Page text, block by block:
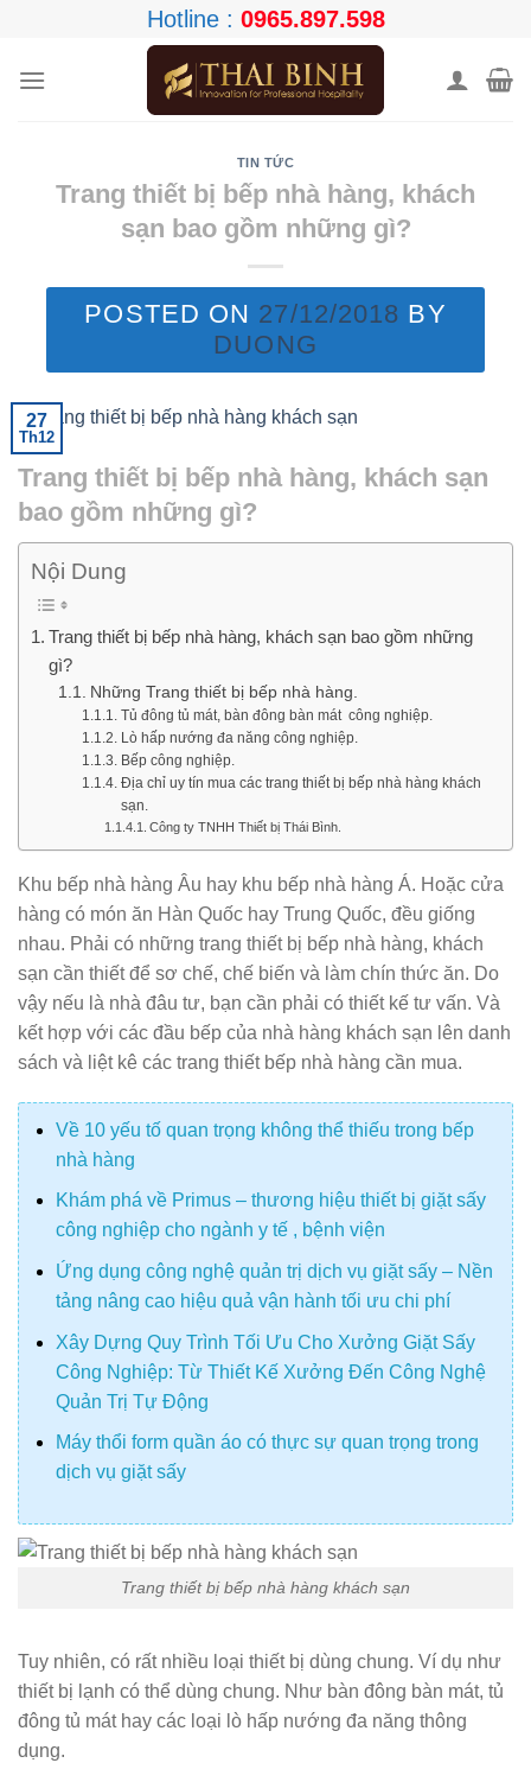
content
Hotline : 0965.897.598
TIN TỨC
Trang thiết bị bếp nhà hàng, khách
sạn bao gồm những gì?
POSTED ON 27/12/2018 BY
DUONG
27
Th12
Trang thiết bị bếp nhà hàng, khách sạn
bao gồm những gì?
Nội Dung
Trang thiết bị bếp nhà hàng, khách sạn bao gồm những
gì?
Những Trang thiết bị bếp nhà hàng.
Tủ đông tủ mát, bàn đông bàn mát công nghiệp.
Lò hấp nướng đa năng công nghiệp.
Bếp công nghiệp.
Địa chỉ uy tín mua các trang thiết bị bếp nhà hàng khách
sạn.
Công ty TNHH Thiết bị Thái Bình.
Khu bếp nhà hàng Âu hay khu bếp nhà hàng Á. Hoặc cửa
hàng có món ăn Hàn Quốc hay Trung Quốc, đều giống
nhau. Phải có những trang thiết bị bếp nhà hàng, khách
sạn cần thiết để sơ chế, chế biến và làm chín thức ăn. Do
vậy nếu là nhà đâu tư, bạn cần phải có thiết kế tư vấn. Và
kết hợp với các đầu bếp của nhà hàng khách sạn lên danh
sách và liệt kê các trang thiết bếp nhà hàng cần mua.
Về 10 yếu tố quan trọng không thể thiếu trong bếp
nhà hàng
Khám phá về Primus – thương hiệu thiết bị giặt sấy
công nghiệp cho ngành y tế , bệnh viện
Ứng dụng công nghệ quản trị dịch vụ giặt sấy – Nền
tảng nâng cao hiệu quả vận hành tối ưu chi phí
Xây Dựng Quy Trình Tối Ưu Cho Xưởng Giặt Sấy
Công Nghiệp: Từ Thiết Kế Xưởng Đến Công Nghệ
Quản Trị Tự Động
Máy thổi form quần áo có thực sự quan trọng trong
dịch vụ giặt sấy
Trang thiết bị bếp nhà hàng khách sạn
Tuy nhiên, có rất nhiều loại thiết bị dùng chung. Ví dụ như
thiết bị lạnh có thể dùng chung. Như bàn đông bàn mát, tủ
đông tủ mát hay các loại lò hấp nướng đa năng thông
dụng.